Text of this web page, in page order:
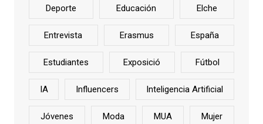
Deporte Educación Elche
Entrevista Erasmus España
Estudiantes Exposició Fútbol
IA Influencers Inteligencia Artificial
Jóvenes Moda MUA Mujer